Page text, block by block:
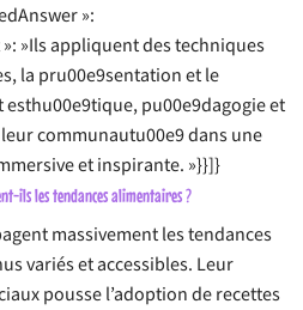
»:
»: »Ils appliquent des techniques
la pru00e9sentation et le
pu00e9dagogie et
communautu00e9 dans une
et inspirante. »}}]}
ils les tendances alimentaires ?
massivement les tendances
variés et accessibles. Leur
pousse l’adoption de recettes